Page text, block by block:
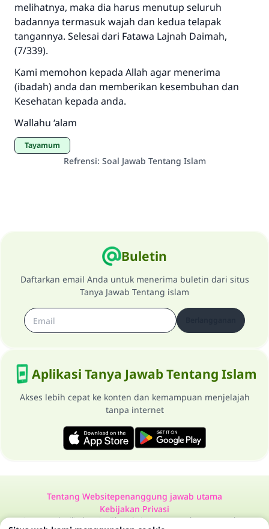
melihatnya, maka dia harus menutup seluruh
badannya termasuk wajah dan kedua telapak
tangannya. Selesai dari Fatawa Lajnah Daimah,
(7/339).
Kami memohon kepada Allah agar menerima
(ibadah) anda dan memberikan kesembuhan dan
Kesehatan kepada anda.
Wallahu ‘alam
Tayamum
Refrensi: Soal Jawab Tentang Islam
Buletin
Daftarkan email Anda untuk menerima buletin dari situs
Tanya Jawab Tentang islam
Aplikasi Tanya Jawab Tentang Islam
Akses lebih cepat ke konten dan kemampuan menjelajah
tanpa internet
Tentang Websitepenanggung jawab utama
Kebijakan Privasi
Semua Hak Dilindungi Milik Website Tanya Jawab Tentang Islam